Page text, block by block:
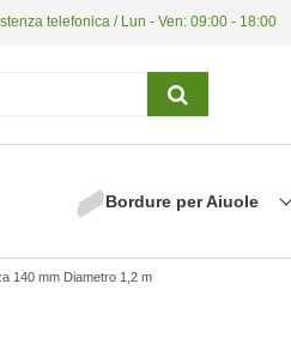
telefonica / Lun - Ven: 09:00 - 18:00
Bordure per Aiuole
140 mm Diametro 1,2 m